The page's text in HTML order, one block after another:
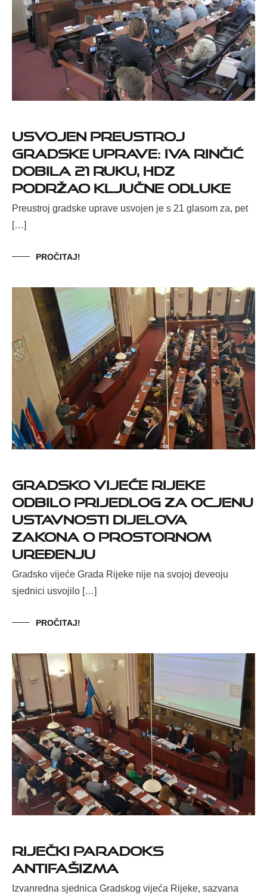
Usvojen preustroj
gradske uprave: Iva Rinčić
dobila 21 ruku, HDZ
podržao ključne odluke
Preustroj gradske uprave usvojen je s 21 glasom za, pet
[…]
PROČITAJ!
Gradsko vijeće Rijeke
odbilo prijedlog za ocjenu
ustavnosti dijelova
Zakona o prostornom
uređenju
Gradsko vijeće Grada Rijeke nije na svojoj deveoju
sjednici usvojilo […]
PROČITAJ!
RIJEČKI PARADOKS
ANTIFAŠIZMA
Izvanredna sjednica Gradskog vijeća Rijeke, sazvana